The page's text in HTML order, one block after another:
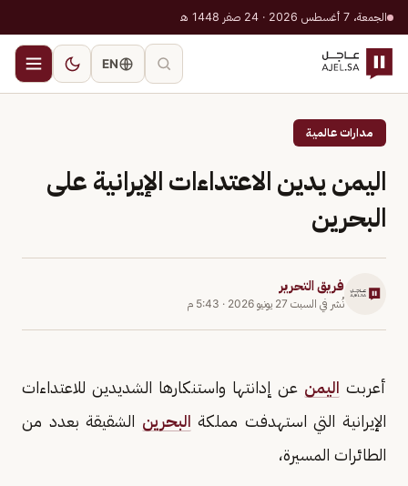
الجمعة، 7 أغسطس 2026 · 24 صفر 1448 هـ
EN
مدارات عالمية
اليمن يدين الاعتداءات الإيرانية على
البحرين
فريق التحرير
نُشر في السبت 27 يونيو 2026 · 5:43 م
أعربت اليمن عن إدانتها واستنكارها الشديدين للاعتداءات
الإيرانية التي استهدفت مملكة البحرين الشقيقة بعدد من
الطائرات المسيرة،